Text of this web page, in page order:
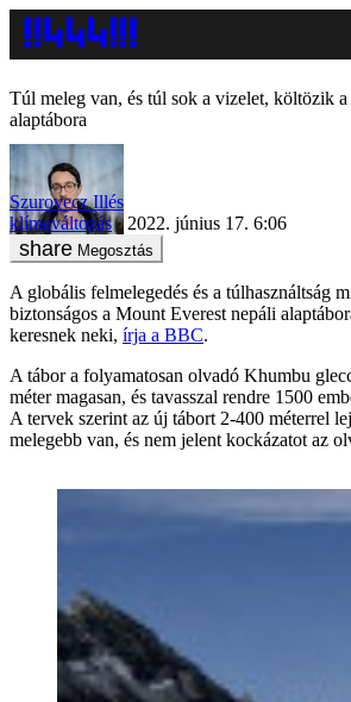
Túl meleg van, és túl sok a vizelet, költözik
alaptábora
Szurovecz Illés
klímaváltozás
2022. június 17. 6:06
Megosztás
A globális felmelegedés és a túlhasználtság
biztonságos a Mount Everest nepáli
keresnek neki, írja a BBC.
A tábor a folyamatosan olvadó Khumbu
méter magasan, és tavasszal rendre 1500
A tervek szerint az új tábort 2-400 méterrel
melegebb van, és nem jelent kockázatot az